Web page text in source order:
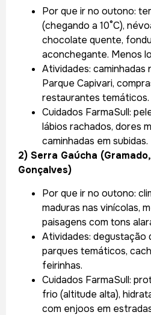
Por que ir no outono:
(chegando a 10°C),
chocolate quente,
aconchegante. Menos
Atividades: caminhadas
Parque Capivari,
restaurantes temáticos.
Cuidados FarmaSull:
lábios rachados, dores
caminhadas em subidas.
2) Serra Gaúcha
Gonçalves)
Por que ir no outono:
maduras nas vinícolas,
paisagens com tons
Atividades: degustação
parques temáticos,
feirinhas.
Cuidados FarmaSull:
frio (altitude alta),
com enjoos em